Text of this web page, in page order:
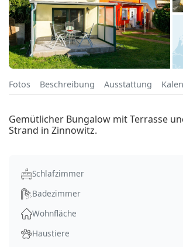
Fotos Beschreibung Ausstattung
Gemütlicher Bungalow mit Terrasse
Strand in Zinnowitz.
Schlafzimmer
Badezimmer
Wohnfläche
Haustiere